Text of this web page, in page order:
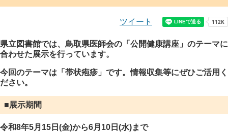
ツイート
県立図書館では、鳥取県医師会の「公開健康講座」のテーマに
合わせた展示を行っています。
今回のテーマは「帯状疱疹」です。情報収集等にぜひご活用く
ださい。
■展示期間
令和8年5月15日(金)から6月10日(水)まで